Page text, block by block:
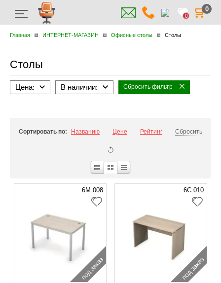
0
0
Главная ИНТЕРНЕТ-МАГАЗИН Офисные столы Столы
Столы
Цена: В наличии: Сбросить фильтр
Сортировать по: Названию Цене Рейтинг Сбросить
6М.008
под заказ
6С.010
под заказ